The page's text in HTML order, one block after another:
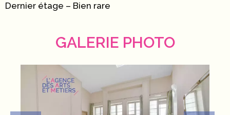
Dernier étage – Bien rare
GALERIE PHOTO